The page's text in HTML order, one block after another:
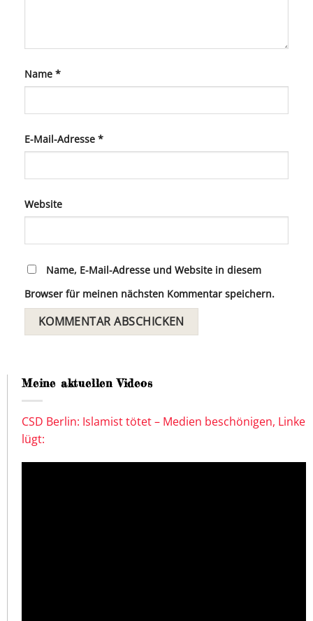
Name *
E-Mail-Adresse *
Website
Name, E-Mail-Adresse und Website in diesem
Browser für meinen nächsten Kommentar speichern.
Meine aktuellen Videos
CSD Berlin: Islamist tötet – Medien beschönigen, Linke
lügt: